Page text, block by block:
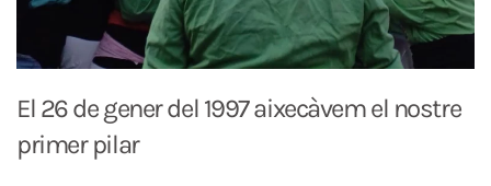
El 26 de gener del 1997 aixecàvem el nostre
primer pilar